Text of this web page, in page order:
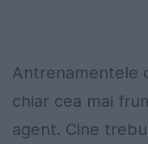
Antrenamentele
chiar cea mai
agent. Cine